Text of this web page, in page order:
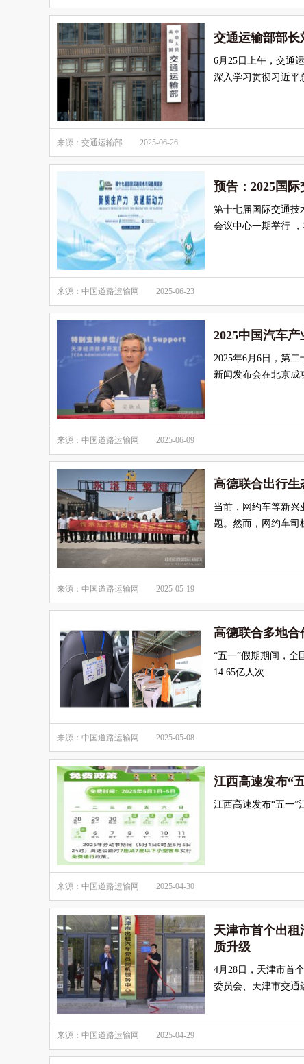
交通运输部部长
6月25日上午，交通
深入学习贯彻习近平
来源：交通运输部 2025-06-26
预告：2025国
第十七届国际交通技
会议中心一期举行
来源：中国道路运输网 2025-06-23
2025中国汽车
2025年6月6日，第
新闻发布会在北京成
来源：中国道路运输网 2025-06-09
高德联合出行
当前，网约车等新兴
题。然而，网约车司
来源：中国道路运输网 2025-05-19
高德联合多地合
“五一”假期期间，全
14.65亿人次
来源：中国道路运输网 2025-05-08
江西高速发布“
江西高速发布“五一”
来源：中国道路运输网 2025-04-30
天津市首个出
质升级
4月28日，天津市首
委员会、天津市交通
来源：中国道路运输网 2025-04-29